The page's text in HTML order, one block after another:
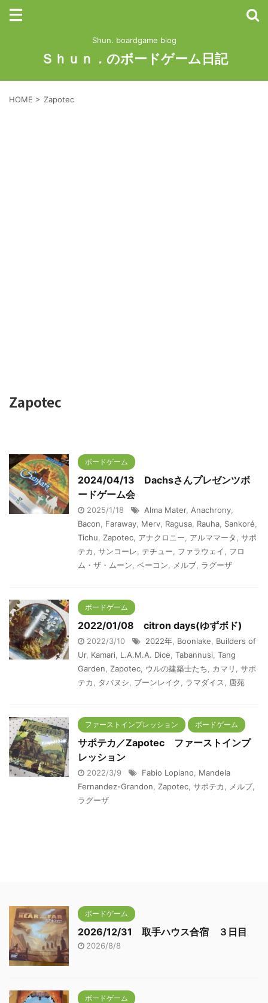
Shun. boardgame blog
Ｓｈｕｎ．のボードゲーム日記
HOME > Zapotec
Zapotec
ボードゲーム
2024/04/13 Dachsさんプレゼンツボ
ードゲーム会
2025/1/18 Alma Mater, Anachrony
Bacon
Faraway Merv Ragusa Rauha Sankoré
Tichu
Zapotec アナクロニー アルママータ
サポ
テカ
サンコーレ テチュー ファラウェイ
フロ
ム・ザ・ムーン ベーコン メルブ ラグーザ
ボードゲーム
2022/01/08 citron days(ゆずボド)
2022/3/10 2022年 Boonlake
Builders of
Ur, Kamari L.A.M.A. Dice Tabannusi Tang
Garden
Zapotec ウルの建築士たち カマリ
サポ
テカ
タバヌシ ブーンレイク ラマダイス 唐苑
ファーストインプレッション ボードゲーム
サポテカ／Zapotec ファーストインプ
レッション
2022/3/9 Fabio Lopiano
Mandela
Fernandez-Grandon
Zapotec サポテカ メルブ
ラグーザ
ボードゲーム
2026/12/31 取手ハウス合宿 ３日目
2026/8/8
ボードゲーム